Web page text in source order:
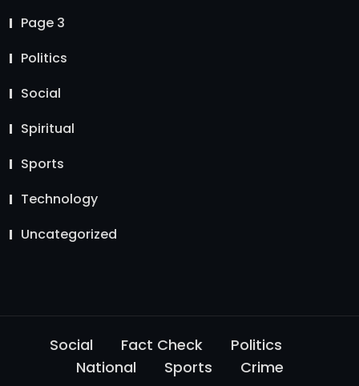
Page 3
Politics
Social
Spiritual
Sports
Technology
Uncategorized
Social Fact Check
Politics
National
Sports Crime